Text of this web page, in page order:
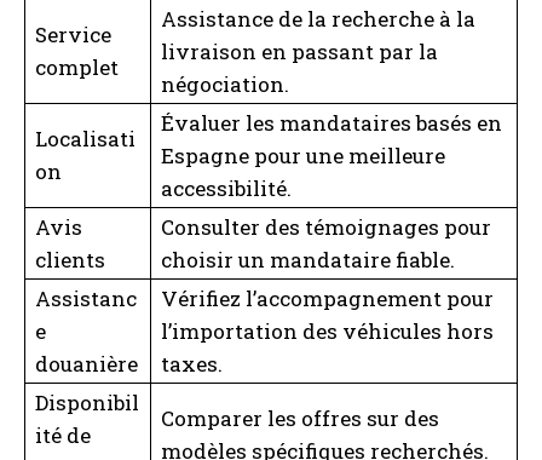
Service
complet
Assistance de la recherche à la
livraison en passant par la
négociation.
Localisati
on
Évaluer les mandataires basés en
Espagne pour une meilleure
accessibilité.
Avis
clients
Consulter des témoignages pour
choisir un mandataire fiable.
Assistanc
e
douanière
Vérifiez l’accompagnement pour
l’importation des véhicules hors
taxes.
Disponibil
ité de
Comparer les offres sur des
modèles spécifiques recherchés.